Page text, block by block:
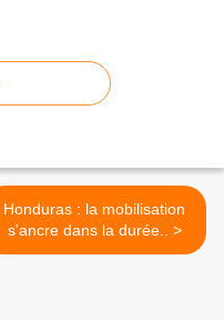
Honduras : la mobilisation
s'ancre dans la durée.. >